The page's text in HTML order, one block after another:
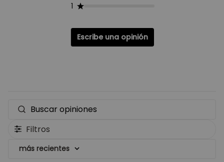
1
Escribe una opinión
Filtros
más recientes